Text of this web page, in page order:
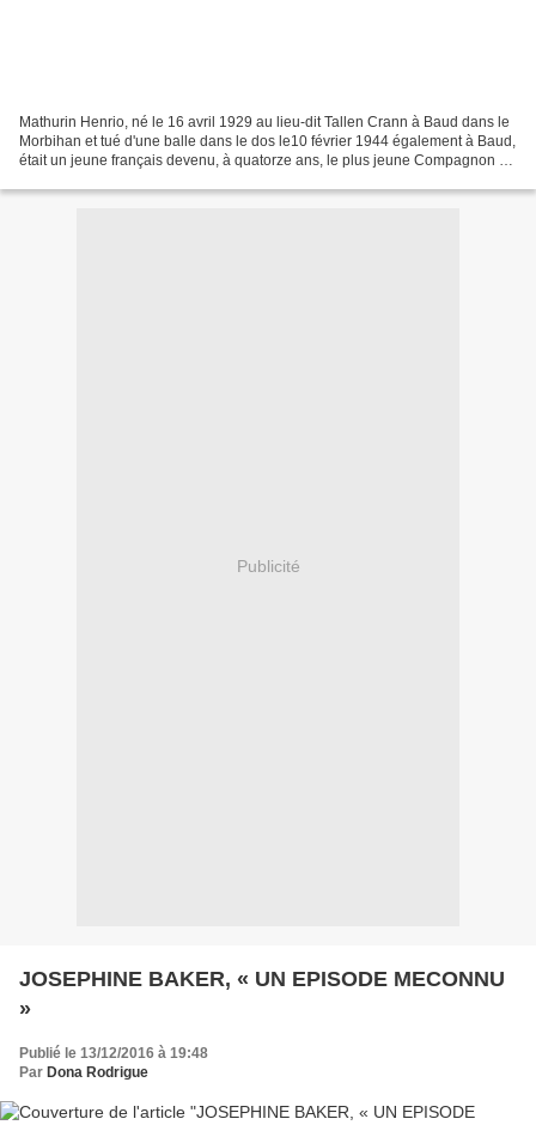
Mathurin Henrio, né le 16 avril 1929 au lieu-dit Tallen Crann à Baud dans le
Morbihan et tué d'une balle dans le dos le10 février 1944 également à Baud,
était un jeune français devenu, à quatorze ans, le plus jeune Compagnon de
Publicité
JOSEPHINE BAKER, « UN EPISODE MECONNU
»
Publié le 13/12/2016 à 19:48
Par Dona Rodrigue